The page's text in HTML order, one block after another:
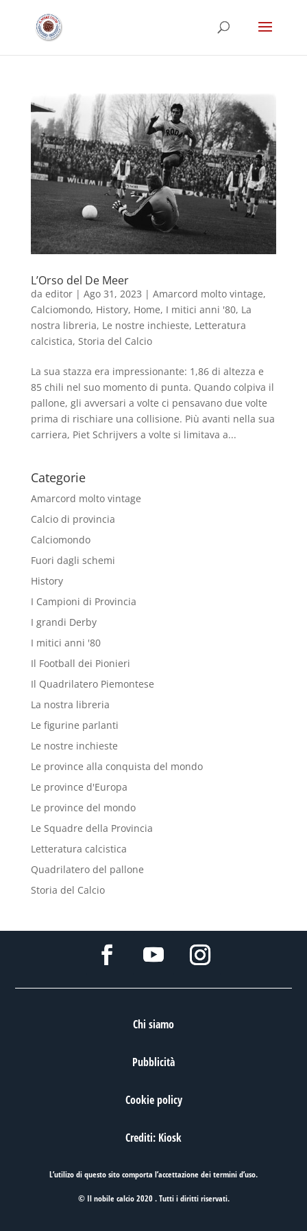
L’Orso del De Meer
da editor| Ago 31, 2023 | Amarcord molto vintage,
Calciomondo, History, Home, I mitici anni '80, La
nostra libreria, Le nostre inchieste, Letteratura
calcistica, Storia del Calcio
La sua stazza era impressionante: 1,86 di altezza e
85 chili nel suo momento di punta. Quando colpiva il
pallone, gli avversari a volte ci pensavano due volte
prima di rischiare una collisione. Più avanti nella sua
carriera, Piet Schrijvers a volte si limitava a...
Categorie
Amarcord molto vintage
Calcio di provincia
Calciomondo
Fuori dagli schemi
History
I Campioni di Provincia
I grandi Derby
I mitici anni '80
Il Football dei Pionieri
Il Quadrilatero Piemontese
La nostra libreria
Le figurine parlanti
Le nostre inchieste
Le province alla conquista del mondo
Le province d'Europa
Le province del mondo
Le Squadre della Provincia
Letteratura calcistica
Quadrilatero del pallone
Storia del Calcio
Chi siamo
Pubblicità
Cookie policy
Crediti: Kiosk
L’utilizo di questo sito comporta l’accettazione deitermini d’uso.
© Il nobile calcio 2020 . Tutti i diritti riservati.